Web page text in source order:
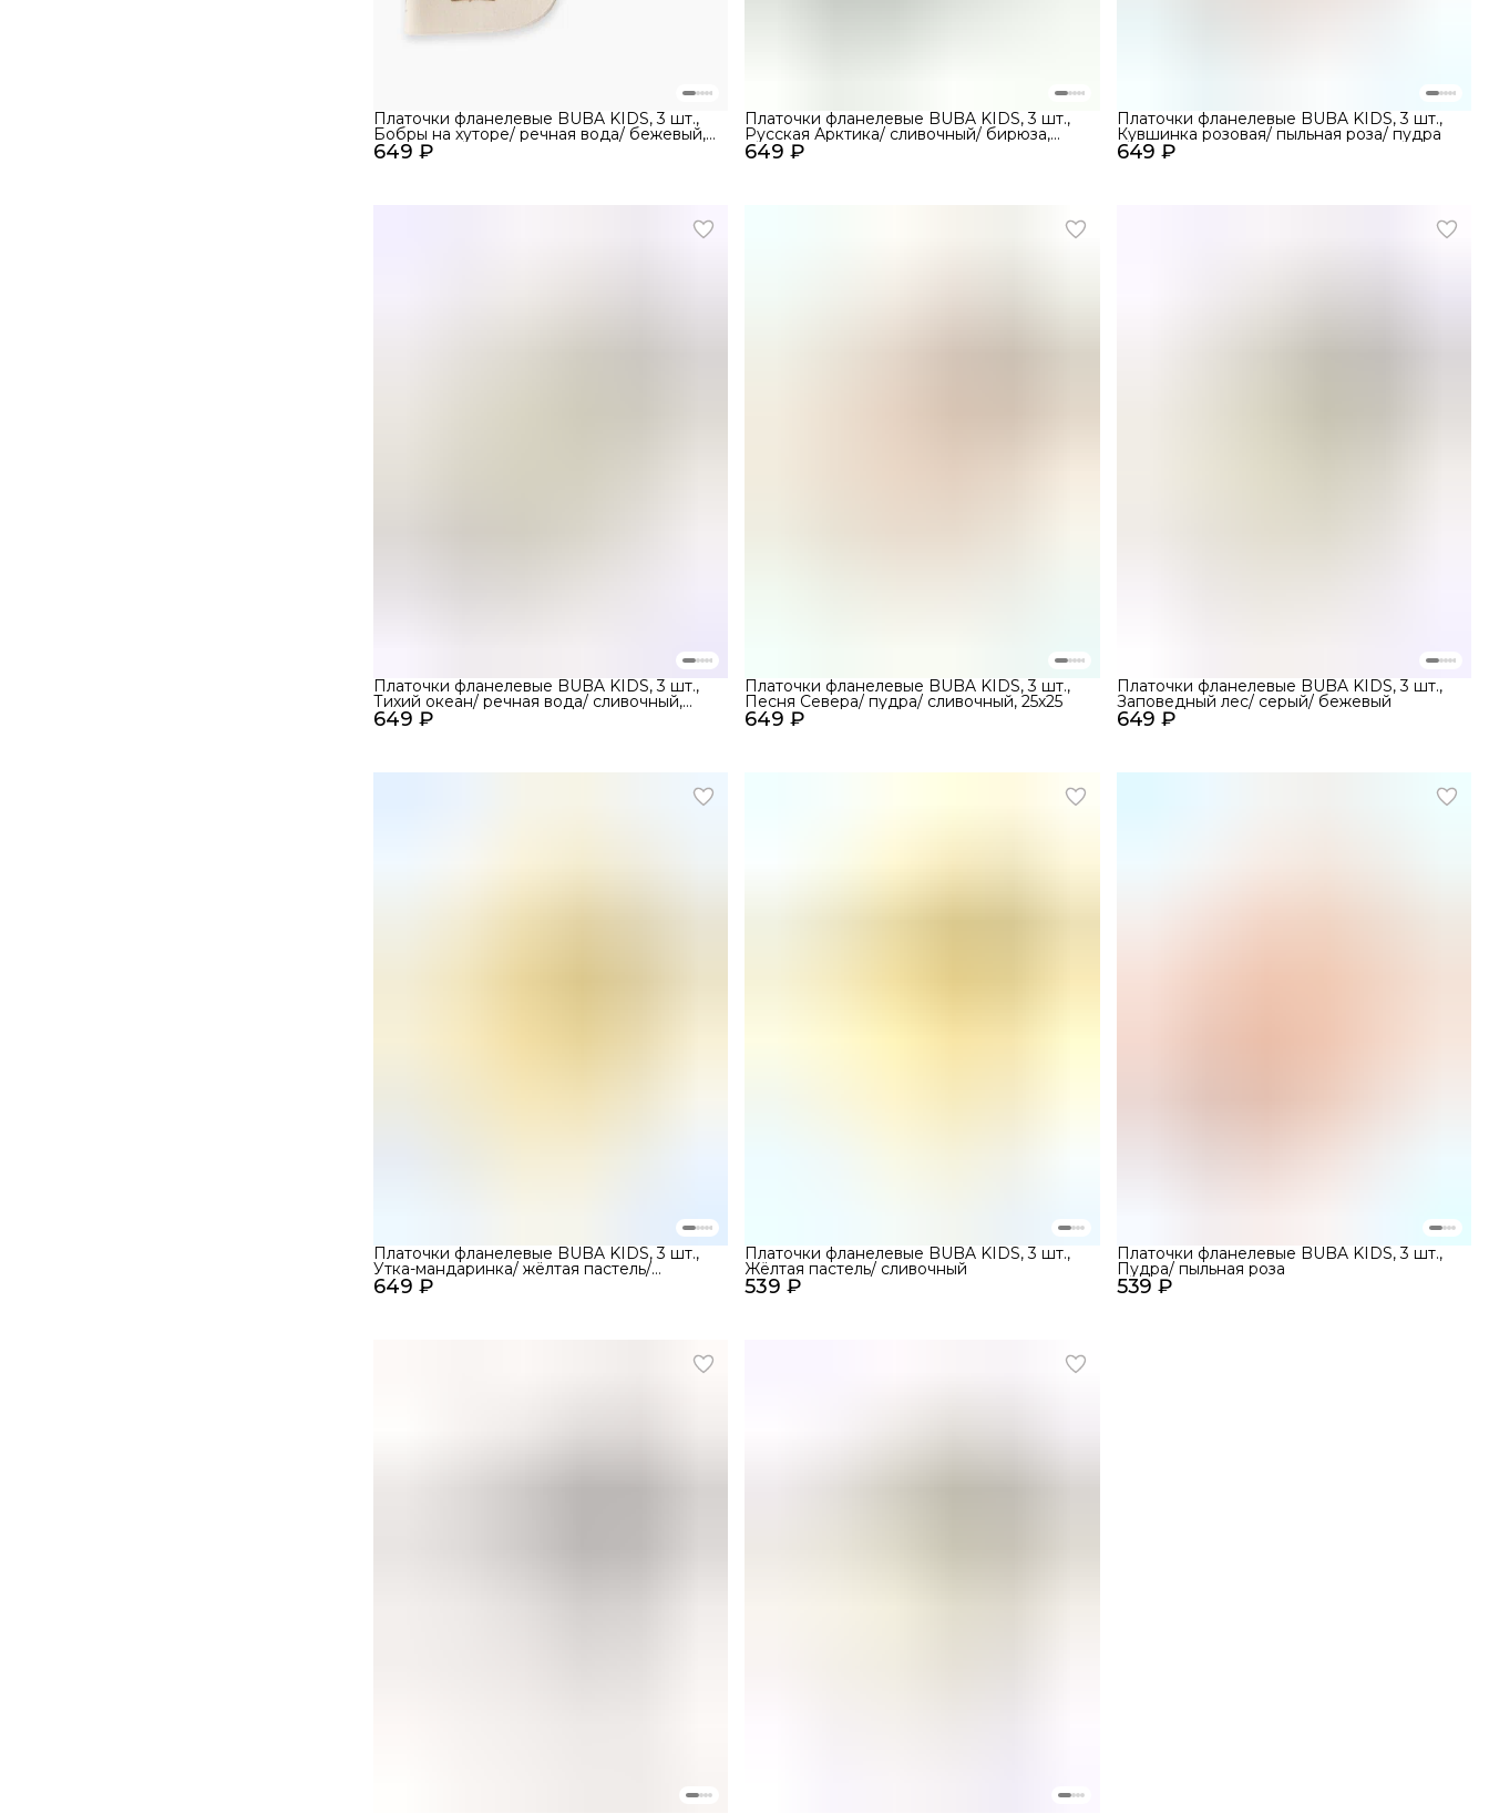
649 ₽
Платочки фланелевые BUBA KIDS, 3 шт.,
Бобры на хуторе/ речная вода/ бежевый,
25х25 649 ₽
Платочки фланелевые BUBA KIDS, 3 шт.,
Русская Арктика/ сливочный/ бирюза,
25х25 649 ₽
Платочки фланелевые BUBA KIDS, 3 шт.,
Кувшинка розовая/ пыльная роза/ пудра
649 ₽
Платочки фланелевые BUBA KIDS, 3 шт.,
Тихий океан/ речная вода/ сливочный,
25х25 649 ₽
Платочки фланелевые BUBA KIDS, 3 шт.,
Песня Севера/ пудра/ сливочный, 25х25
649 ₽
Платочки фланелевые BUBA KIDS, 3 шт.,
Заповедный лес/ серый/ бежевый
649 ₽
Платочки фланелевые BUBA KIDS, 3 шт.,
Утка-мандаринка/ жёлтая пастель/
сливочный, 25х25 539 ₽
Платочки фланелевые BUBA KIDS, 3 шт.,
Жёлтая пастель/ сливочный
539 ₽
Платочки фланелевые BUBA KIDS, 3 шт.,
Пудра/ пыльная роза